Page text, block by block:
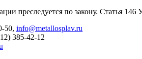
преследуется по закону. Статья
50, info@metallosplav.ru
385-42-12